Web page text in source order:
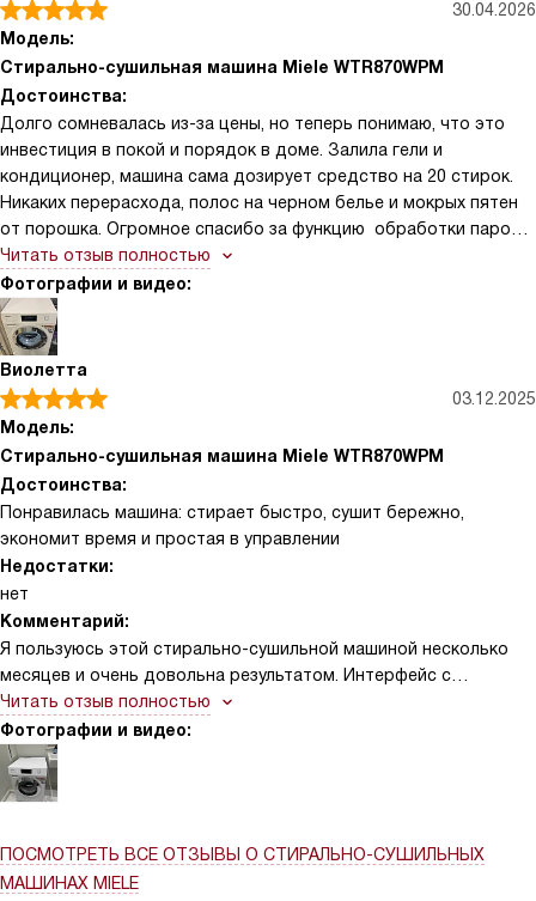
кофточку уже после старта — быстро докинула и продолжила
цикл без проблем
30.04.2026
Модель:
Стирально-сушильная машина Miele WTR870WPM
Достоинства:
Долго сомневалась из-за цены, но теперь понимаю, что это
инвестиция в покой и порядок в доме. Залила гели и
кондиционер, машина сама дозирует средство на 20 стирок.
Никаких перерасхода, полос на черном белье и мокрых пятен
от порошка. Огромное спасибо за функцию обработки паром,
развешивать вещи после сушки не нужно, достаточно
запустить 15-минутную программу — рубашки висят как
отутюженные. Даже детские вещи с застарелыми пятнами
выходят идеально чистыми без предварительного
застирывания. Сушка конденсационная с датчиками
влажности. Загрузка 8 кг для семьи из 4 человек, в самый раз,
при сушке честные 5 кг.
Читать отзыв полностью
Фотографии и видео:
Виолетта
03.12.2025
Модель:
Стирально-сушильная машина Miele WTR870WPM
Достоинства:
Понравилась машина: стирает быстро, сушит бережно,
экономит время и простая в управлении
Недостатки:
нет
Комментарий:
Я пользуюсь этой стирально-сушильной машиной несколько
месяцев и очень довольна результатом. Интерфейс с
сенсорным дисплеем удобен: быстро разобралась с
программами и подсказками, всё интуитивно. Авто-
дозирование TwinDos экономит моё время и средство —
больше не думаю о правильной порции порошка. Функция
AddLoad выручала не раз: забытые носки можно досыпать
SteamCare заметно уменьшает складки — глажу реже, бельё
мягкое и свежее! Одна история: после детской футбольной
Читать отзыв полностью
Фотографии и видео:
ПОСМОТРЕТЬ ВСЕ ОТЗЫВЫ О СТИРАЛЬНО-СУШИЛЬНЫХ
МАШИНАХ MIELE